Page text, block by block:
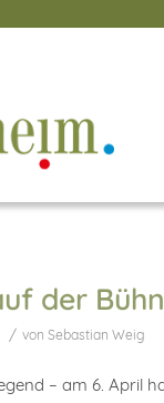
der
/ von Sebastian Weig
– am 6. April